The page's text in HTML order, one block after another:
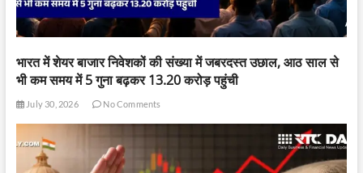
भारत में शेयर बाजार निवेशकों की संख्या में जबरदस्त उछाल, आठ साल से
भी कम समय में 5 गुना बढ़कर 13.20 करोड़ पहुंची
July 30, 2026 No Comments